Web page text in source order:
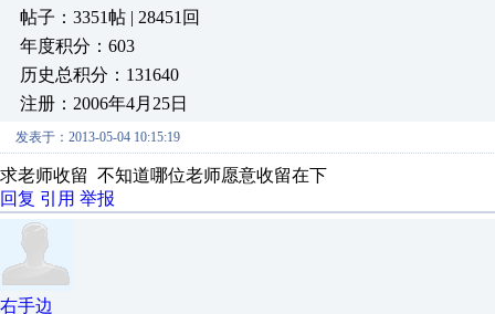
帖子：3351帖 | 28451回
年度积分：603
历史总积分：131640
注册：2006年4月25日
发表于：2013-05-04 10:15:19
求老师收留 不知道哪位老师愿意收留在下
回复 引用 举报
右手边